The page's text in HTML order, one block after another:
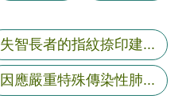
失智長者的指紋捺印建...
因應嚴重特殊傳染性肺...